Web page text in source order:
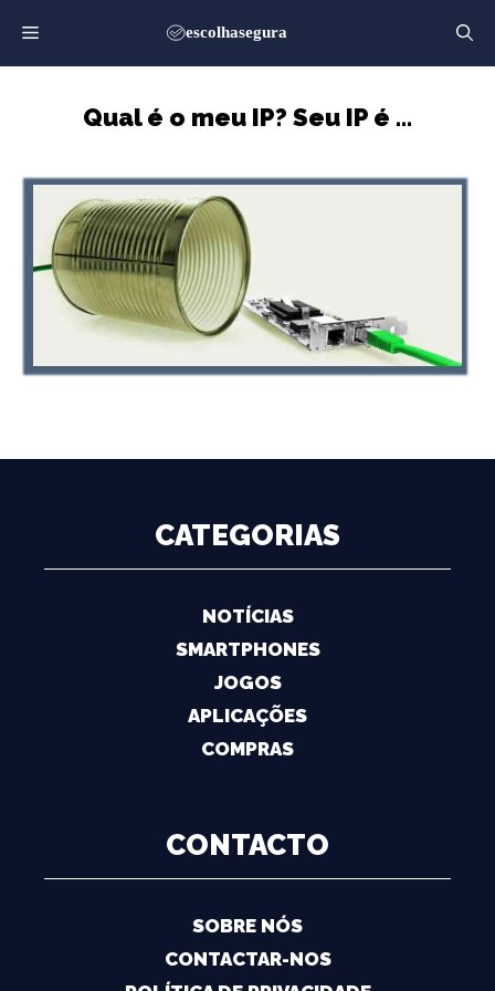
para
o
Qual é o meu IP? Seu IP é …
CATEGORIAS
NOTÍCIAS
SMARTPHONES
JOGOS
APLICAÇÕES
COMPRAS
CONTACTO
SOBRE NÓS
CONTACTAR-NOS